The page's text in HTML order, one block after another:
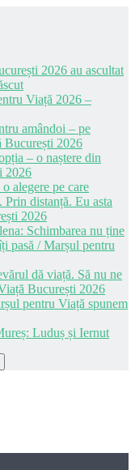
2026 au ascultat
Viață 2026 –
amândoi – pe
București 2026
– o naștere din
2026
alegere pe care
distanță. Eu asta
2026
Schimbarea nu ține
pasă / Marșul pentru
dă viață. Să nu ne
București 2026
pentru Viață spunem
Luduș și Iernut